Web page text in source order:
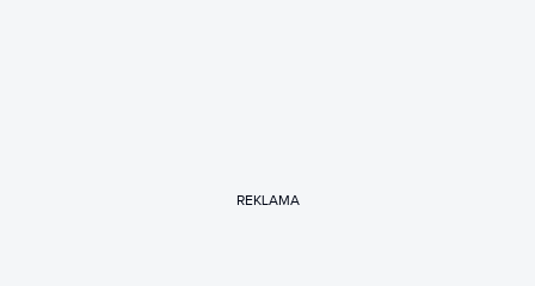
REKLAMA